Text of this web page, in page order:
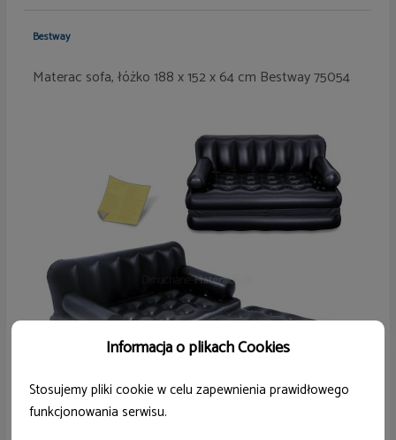
Bestway
Materac sofa, łóżko 188 x 152 x 64 cm Bestway 75054
Informacja o plikach Cookies
Stosujemy pliki cookie w celu zapewnienia prawidłowego
funkcjonowania serwisu.